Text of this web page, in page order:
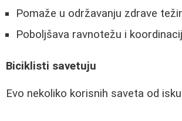
Pomaže u održavanju zdrave
Poboljšava ravnotežu i
Biciklisti savetuju
Evo nekoliko korisnih saveta od